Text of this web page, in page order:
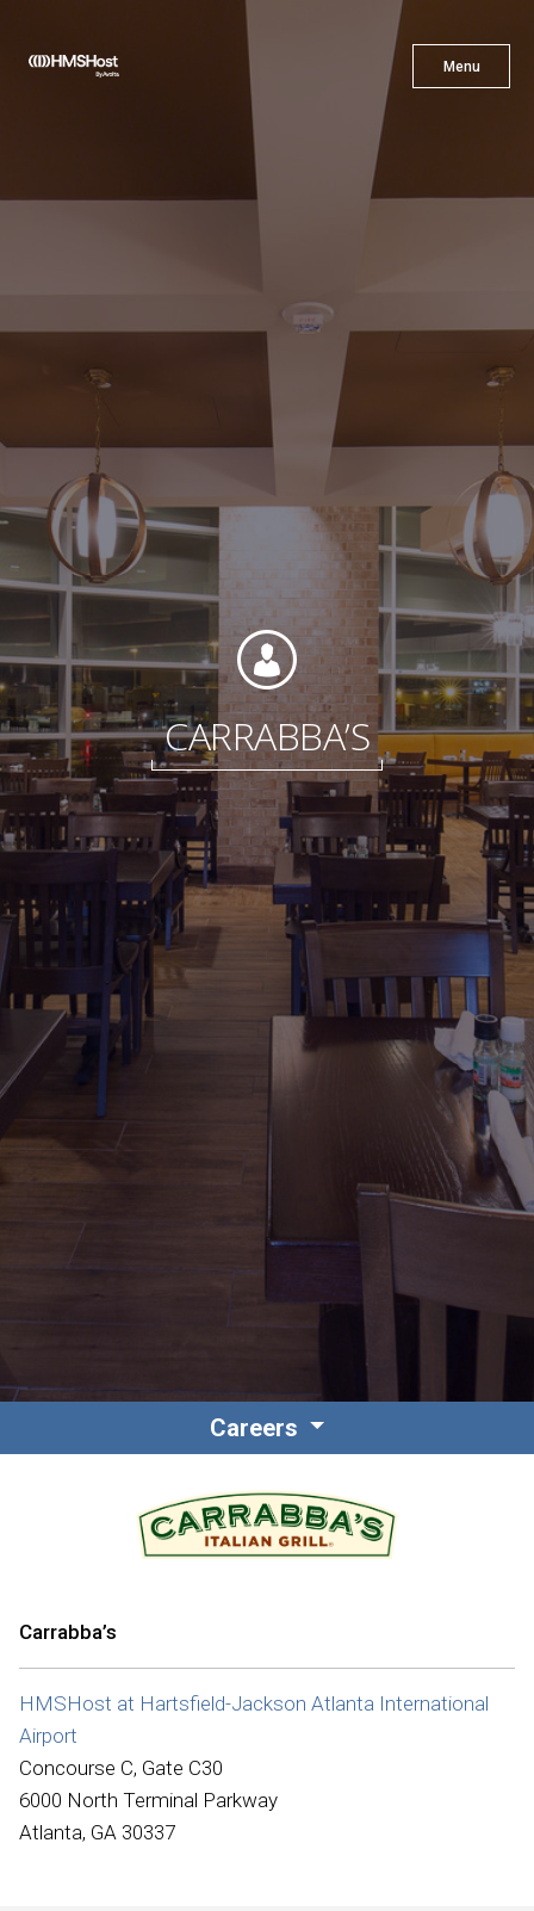
Menu
X
Gastronomía
Asóciate con Nosotros
Fundación
Sustentabilidad
Acerca de
Colaboradores
Norteamérica
CARRABBA’S
Careers
Carrabba’s
HMSHost at Hartsfield-Jackson Atlanta International
Airport
Concourse C, Gate C30
6000 North Terminal Parkway
Atlanta, GA 30337